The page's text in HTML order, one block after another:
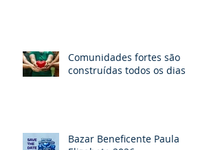
Comunidades fortes são
construídas todos os dias
Bazar Beneficente Paula